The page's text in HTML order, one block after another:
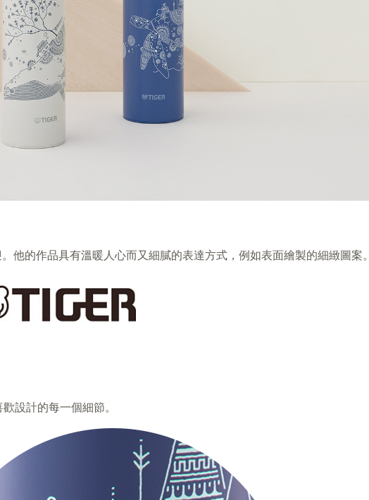
他的作品具有溫暖人心而又細膩的表達方式，例如表面繪製的細緻圖案。
設計的每一個細節。